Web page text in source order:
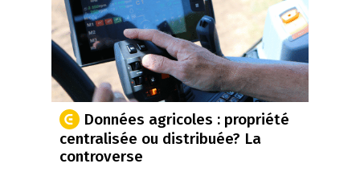
Données agricoles : propriété
centralisée ou distribuée? La
controverse